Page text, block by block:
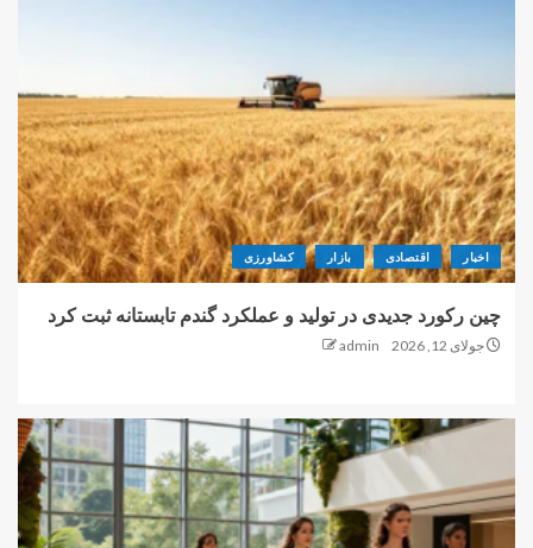
اخبار اقتصادی بازار کشاورزی
چین رکورد جدیدی در تولید و عملکرد گندم تابستانه ثبت کرد
جولای 12, 2026 admin